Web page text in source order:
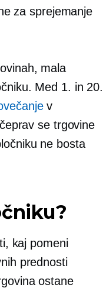
za sprejemanje
mala
Med 1. in 20.
v
se trgovine
ne bosta
kaj pomeni
prednosti
ostane